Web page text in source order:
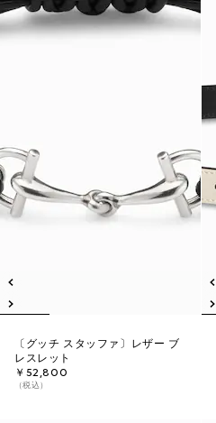
〔グッチ スタッファ〕レザー ブ
レスレット
￥52,800
（税込）